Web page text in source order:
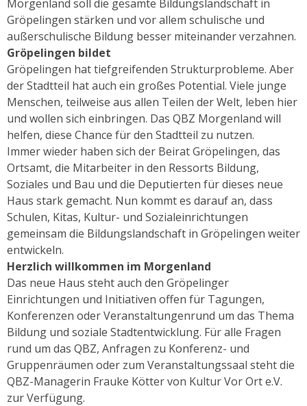
Morgenland soll die gesamte Bildungslandschaft in
Gröpelingen stärken und vor allem schulische und
außerschulische Bildung besser miteinander verzahnen.
Gröpelingen bildet
Gröpelingen hat tiefgreifenden Strukturprobleme. Aber
der Stadtteil hat auch ein großes Potential. Viele junge
Menschen, teilweise aus allen Teilen der Welt, leben hier
und wollen sich einbringen. Das QBZ Morgenland will
helfen, diese Chance für den Stadtteil zu nutzen.
Immer wieder haben sich der Beirat Gröpelingen, das
Ortsamt, die Mitarbeiter in den Ressorts Bildung,
Soziales und Bau und die Deputierten für dieses neue
Haus stark gemacht. Nun kommt es darauf an, dass
Schulen, Kitas, Kultur- und Sozialeinrichtungen
gemeinsam die Bildungslandschaft in Gröpelingen weiter
entwickeln.
Herzlich willkommen im Morgenland
Das neue Haus steht auch den Gröpelinger
Einrichtungen und Initiativen offen für Tagungen,
Konferenzen oder Veranstaltungenrund um das Thema
Bildung und soziale Stadtentwicklung. Für alle Fragen
rund um das QBZ, Anfragen zu Konferenz- und
Gruppenräumen oder zum Veranstaltungssaal steht die
QBZ-Managerin Frauke Kötter von Kultur Vor Ort e.V.
zur Verfügung.